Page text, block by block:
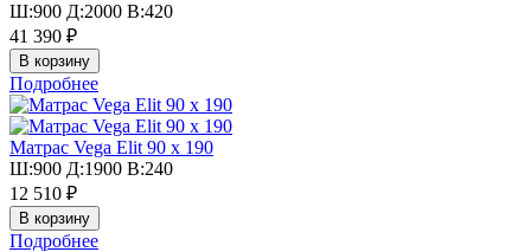
Ш:900 Д:2000 В:420
41 390 ₽
Подробнее
Матрас Vega Elit 90 х 190
Ш:900 Д:1900 В:240
12 510 ₽
Подробнее